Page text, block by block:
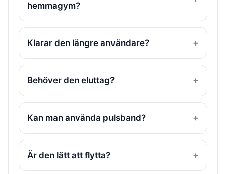
hemmagym?
Klarar den längre användare?
Behöver den eluttag?
Kan man använda pulsband?
Är den lätt att flytta?